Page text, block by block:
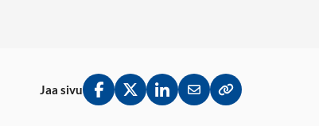
Jaa sivu
Jaa Facebookissa
Jaa Twitterissä
Jaa LinkedInissä
Jaa sähköpostitse
Kopioi linkki